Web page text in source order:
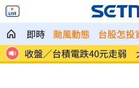
即時 颱風動態 台股怎投
反覆感冒...脖子冒腫塊 48